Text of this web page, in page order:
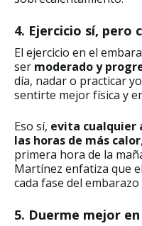
4. Ejercicio sí, pero
El ejercicio en el
ser moderado y
día, nadar o practicar
sentirte mejor física y
Eso sí, evita cualquier
las horas de más calor
primera hora de la
Martínez enfatiza que
cada fase del
5. Duerme mejor